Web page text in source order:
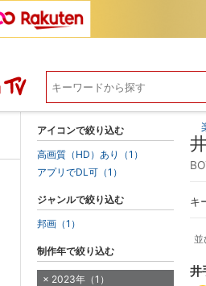
キ
並
井
アイコンで絞り込む
高画質（HD）あり（1）
アプリでDL可（1）
ジャンルで絞り込む
邦画（1）
制作年で絞り込む
2023年（1）